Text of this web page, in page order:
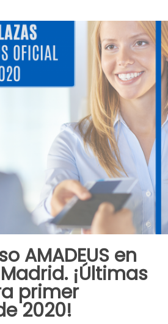
AMADEUS en
¡Últimas
primer
2020!